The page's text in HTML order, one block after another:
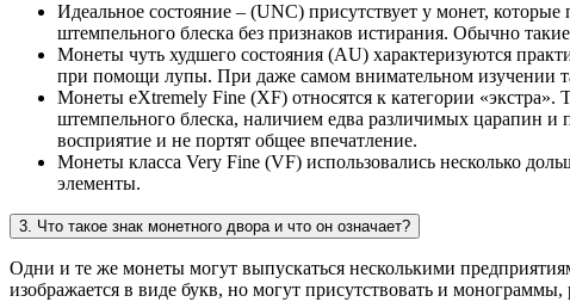
Идеальное состояние – (UNC) присутствует у монет,
штемпельного блеска без признаков истирания. Обычно
Монеты чуть худшего состояния (AU) характеризуются
при помощи лупы. При даже самом внимательном изучении
Монеты eXtremely Fine (XF) относятся к категории
штемпельного блеска, наличием едва различимых царапин и
восприятие и не портят общее впечатление.
Монеты класса Very Fine (VF) использовались несколько
элементы.
3. Что такое знак монетного двора и что он означает?
Одни и те же монеты могут выпускаться несколькими
изображается в виде букв, но могут присутствовать и